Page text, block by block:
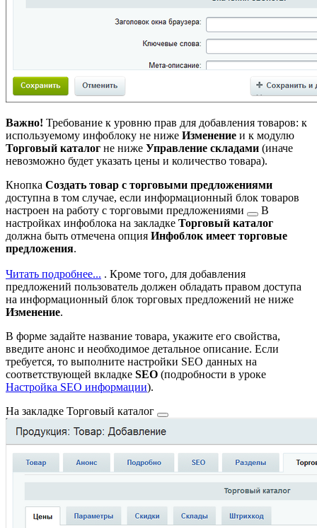
Важно! Требование к уровню прав для добавления товаров: к
используемому инфоблоку не ниже Изменение и к модулю
Торговый каталог не ниже Управление складами (иначе
невозможно будет указать цены и количество товара).
Кнопка Создать товар с торговыми предложениями
доступна в том случае, если информационный блок товаров
настроен на работу с торговыми предложениями
В
настройках инфоблока на закладке Торговый каталог
должна быть отмечена опция Инфоблок имеет торговые
предложения.
Читать подробнее... . Кроме того, для добавления
предложений пользователь должен обладать правом доступа
на информационный блок торговых предложений не ниже
Изменение.
В форме задайте название товара, укажите его свойства,
введите анонс и необходимое детальное описание. Если
требуется, то выполните настройки SEO данных на
соответствующей вкладке SEO (подробности в уроке
Настройка SEO информации).
На закладке Торговый каталог